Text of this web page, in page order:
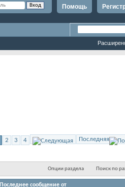
Помощь
2 3 4 Последняя
Опции раздела Поиск по
Последнее сообщение от